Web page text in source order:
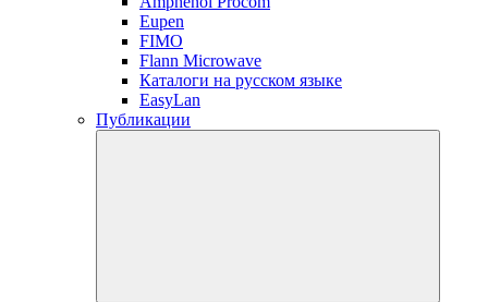
Eupen
FIMO
Flann Microwave
Каталоги на русском языке
EasyLan
Публикации